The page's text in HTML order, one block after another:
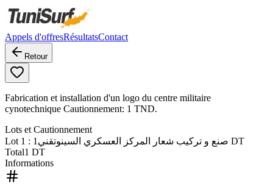
Appels d'offresRésultatsContact
Retour
Fabrication et installation d'un logo du centre militaire
cynotechnique Cautionnement: 1 TND.
Lots et Cautionnement
Lot 1 : صنع و تركيب شعار المركز العسكري السينوتقني 1 DT
Total1 DT
Informations